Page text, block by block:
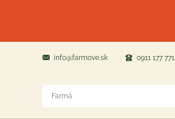
info@farmove.sk 0911 177 771